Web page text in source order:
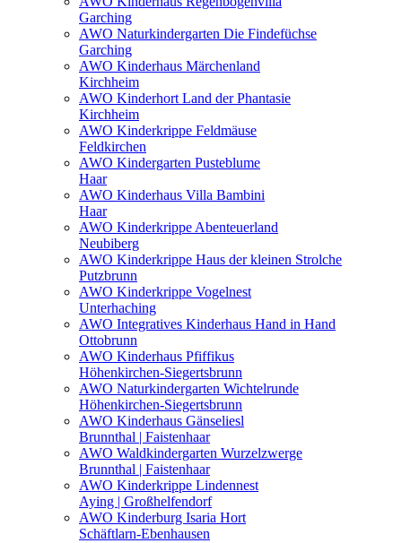
Garching
AWO Naturkindergarten Die Findefüchse
Garching
AWO Kinderhaus Märchenland
Kirchheim
AWO Kinderhort Land der Phantasie
Kirchheim
AWO Kinderkrippe Feldmäuse
Feldkirchen
AWO Kindergarten Pusteblume
Haar
AWO Kinderhaus Villa Bambini
Haar
AWO Kinderkrippe Abenteuerland
Neubiberg
AWO Kinderkrippe Haus der kleinen Strolche
Putzbrunn
AWO Kinderkrippe Vogelnest
Unterhaching
AWO Integratives Kinderhaus Hand in Hand
Ottobrunn
AWO Kinderhaus Pfiffikus
Höhenkirchen-Siegertsbrunn
AWO Naturkindergarten Wichtelrunde
Höhenkirchen-Siegertsbrunn
AWO Kinderhaus Gänseliesl
Brunnthal | Faistenhaar
AWO Waldkindergarten Wurzelzwerge
Brunnthal | Faistenhaar
AWO Kinderkrippe Lindennest
Aying | Großhelfendorf
AWO Kinderburg Isaria Hort
Schäftlarn-Ebenhausen